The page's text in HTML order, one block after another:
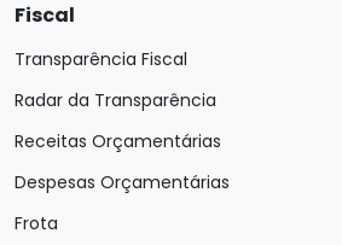
Fiscal
Transparência Fiscal
Radar da Transparência
Receitas Orçamentárias
Despesas Orçamentárias
Frota